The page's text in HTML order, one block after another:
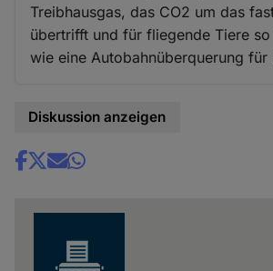
Treibhausgas, das CO2 um das
übertrifft und für fliegende Tiere
wie eine Autobahnüberquerung für
Diskussion anzeigen
Share